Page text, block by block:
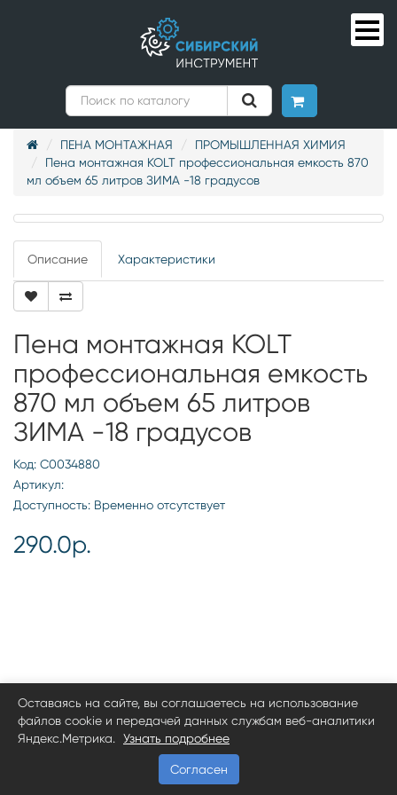
ПЕНА МОНТАЖНАЯ
ПРОМЫШЛЕННАЯ ХИМИЯ
Пена монтажная KOLT профессиональная емкость 870
мл объем 65 литров ЗИМА -18 градусов
Описание Характеристики
Пена монтажная KOLT
профессиональная емкость
870 мл объем 65 литров
ЗИМА -18 градусов
Код: С0034880
Артикул:
Доступность: Временно отсутствует
290.0р.
Оставаясь на сайте, вы соглашаетесь на использование
файлов cookie и передачей данных службам веб-аналитики
Яндекс.Метрика.
Узнать подробнее
Согласен